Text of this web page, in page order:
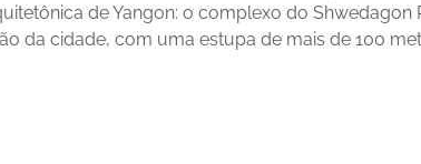
de Yangon: o complexo do Shwedagon
da cidade, com uma estupa de mais de 100